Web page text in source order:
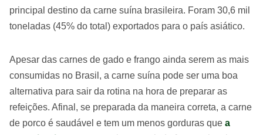
principal destino da carne suína brasileira. Foram 30,6 mil
toneladas (45% do total) exportados para o país asiático.
Apesar das carnes de gado e frango ainda serem as mais
consumidas no Brasil, a carne suína pode ser uma boa
alternativa para sair da rotina na hora de preparar as
refeições. Afinal, se preparada da maneira correta, a carne
de porco é saudável e tem um menos gorduras que a